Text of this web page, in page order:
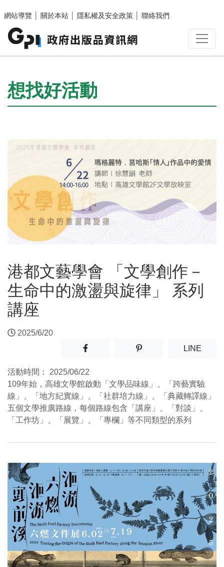
網站導覽
關於本站 隱私權及安全政策 聯絡我們
:::
想找好活動
港都文藝學會 「文學創作－
生命中的激盪與旋律」 系列
講座
2025/6/20
分享至facebook(另開新視窗)
分享至噗浪(另開新視窗)
LINE(另開
活動時間：
2025/06/22
109年始，高雄文學館啟動「文學品味線」、「跨藝實驗
線」、「地方紀實線」、「社群培力線」、「典藏轉譯線」
五個文學推廣路線，每個路線包含「講座」、「對談」、
「工作坊」、「展覽」、「專欄」等不同類型的系列